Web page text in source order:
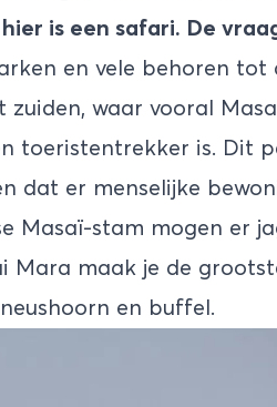
is een safari. De
en vele behoren tot
waar vooral
toeristentrekker is. Dit
dat er menselijke
Masaï-stam mogen er
Mara maak je de
en buffel.